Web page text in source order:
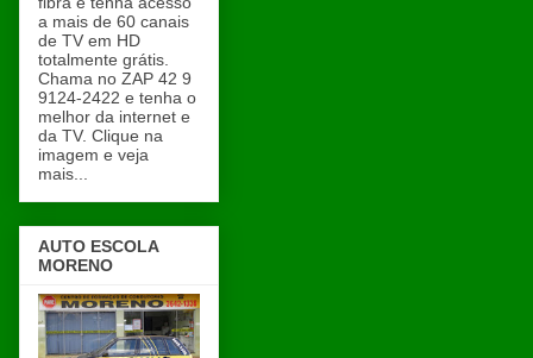
a mais de 60 canais
de TV em HD
totalmente grátis.
Chama no ZAP 42 9
9124-2422 e tenha o
melhor da internet e
da TV. Clique na
imagem e veja
mais...
AUTO ESCOLA
MORENO